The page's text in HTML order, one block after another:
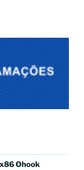
Ohook